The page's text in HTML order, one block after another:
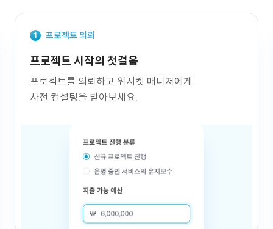
프로젝트 의뢰
프로젝트 시작의 첫걸음
프로젝트를 의뢰하고 위시켓 매니저에게
사전 컨설팅을 받아보세요.